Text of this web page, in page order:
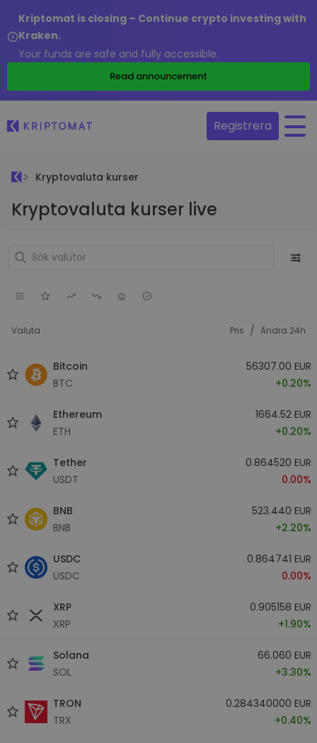
Kriptomat is closing – Continue crypto investing with
Kraken.
Your funds are safe and fully accessible.
Read announcement
Registrera
Kryptovaluta kurser
Kryptovaluta kurser live
Valuta Pris / Ändra 24h
Bitcoin
BTC
56307.00 EUR
+0.20%
Ethereum
ETH
1664.52 EUR
+0.20%
Tether
USDT
0.864520 EUR
0.00%
BNB
BNB
523.440 EUR
+2.20%
USDC
USDC
0.864741 EUR
0.00%
XRP
XRP
0.905158 EUR
+1.90%
Solana
SOL
66.060 EUR
+3.30%
TRON
TRX
0.284340000 EUR
+0.40%